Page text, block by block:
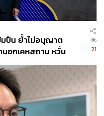
ปืน ย้ำไม่อนุญาต
อกเคหสถาน หวั่น
เกิดเหตุ
21